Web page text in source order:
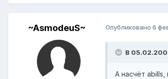
~AsmodeuS~ Опубликовано 6
В
А насчёт